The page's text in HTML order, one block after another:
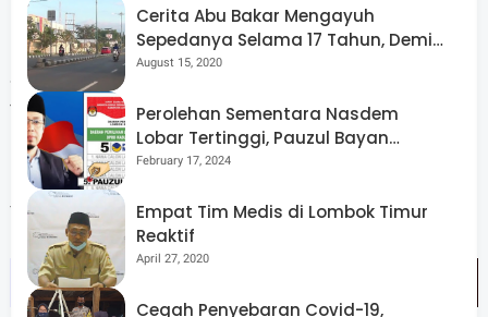
kemudian logistik yang dikumpulkan itu di isi ke dalam
plastik. Paket sembako itu dibagikan ke masyarakat.
Sasarannya tersebar hampir kecamatan di Lobar.
Terakhir dibagikan kepada warga kecamatan Kediri dan
Narmada. Ia menyampaikan apresiasi dan terimakasih
kepada segenap pihak yang telah mendukung kegiatan
forta tersebut. (*)
Cerita Abu Bakar Mengayuh
Sepedanya Selama 17 Tahun, Demi
Menggelorakan Kemerdekaan
August 15, 2020
Perolehan Sementara Nasdem
Lobar Tertinggi, Pauzul Bayan
Berpeluang “Rebut” Kursi Dapil 3
February 17, 2024
Empat Tim Medis di Lombok Timur
Reaktif
April 27, 2020
Cegah Penyebaran Covid-19,